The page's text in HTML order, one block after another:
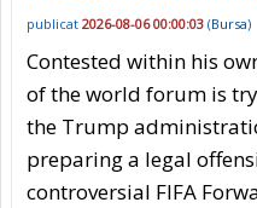
publicat 2026-08-06 00:00:03 (Bursa)
Contested within his
of the world forum is
the Trump
preparing a legal
controversial FIFA